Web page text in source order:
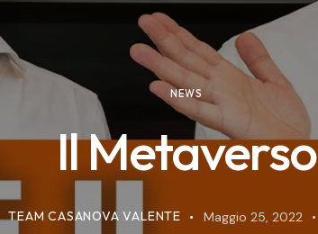
NEWS
Il Metaverso
TEAM CASANOVA VALENTE Maggio 25, 2022